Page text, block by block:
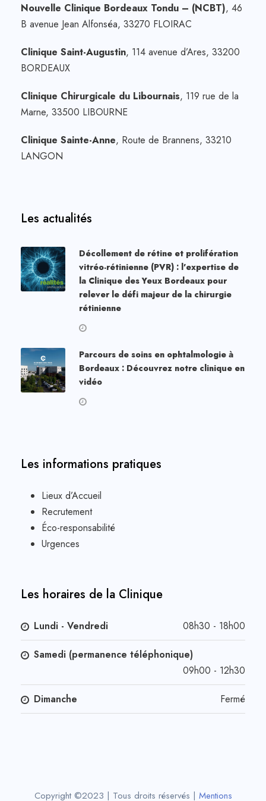
Nouvelle Clinique Bordeaux Tondu – (NCBT), 46
B avenue Jean Alfonséa, 33270 FLOIRAC
Clinique Saint-Augustin, 114 avenue d’Ares, 33200
BORDEAUX
Clinique Chirurgicale du Libournais, 119 rue de la
Marne, 33500 LIBOURNE
Clinique Sainte-Anne, Route de Brannens, 33210
LANGON
Les actualités
Décollement de rétine et prolifération
vitréo-rétinienne (PVR) : l’expertise de
la Clinique des Yeux Bordeaux pour
relever le défi majeur de la chirurgie
rétinienne
Parcours de soins en ophtalmologie à
Bordeaux : Découvrez notre clinique en
vidéo
Les informations pratiques
Lieux d’Accueil
Recrutement
Éco-responsabilité
Urgences
Les horaires de la Clinique
Lundi - Vendredi 08h30 - 18h00
Samedi (permanence téléphonique)
09h00 - 12h30
Dimanche Fermé
Copyright ©2023 | Tous droits réservés | Mentions